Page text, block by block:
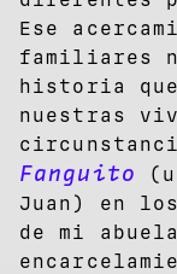
Ese
familiares
historia
nuestras
Fanguito
Juan) en
de mi